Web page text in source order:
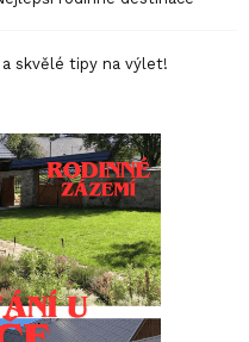
skvělé tipy na výlet!